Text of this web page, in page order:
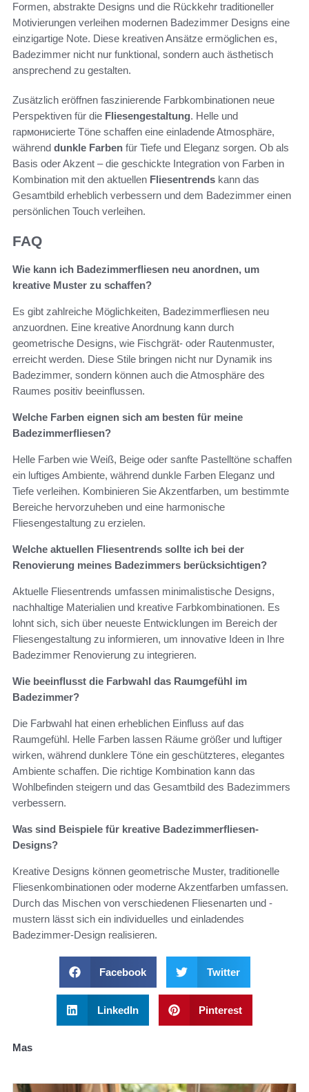
Formen, abstrakte Designs und die Rückkehr traditioneller
Motivierungen verleihen modernen Badezimmer Designs eine
einzigartige Note. Diese kreativen Ansätze ermöglichen es,
Badezimmer nicht nur funktional, sondern auch ästhetisch
ansprechend zu gestalten.
Zusätzlich eröffnen faszinierende Farbkombinationen neue
Perspektiven für die Fliesengestaltung. Helle und
гармонисierte Töne schaffen eine einladende Atmosphäre,
während dunkle Farben für Tiefe und Eleganz sorgen. Ob als
Basis oder Akzent – die geschickte Integration von Farben in
Kombination mit den aktuellen Fliesentrends kann das
Gesamtbild erheblich verbessern und dem Badezimmer einen
persönlichen Touch verleihen.
FAQ
Wie kann ich Badezimmerfliesen neu anordnen, um
kreative Muster zu schaffen?
Es gibt zahlreiche Möglichkeiten, Badezimmerfliesen neu
anzuordnen. Eine kreative Anordnung kann durch
geometrische Designs, wie Fischgrät- oder Rautenmuster,
erreicht werden. Diese Stile bringen nicht nur Dynamik ins
Badezimmer, sondern können auch die Atmosphäre des
Raumes positiv beeinflussen.
Welche Farben eignen sich am besten für meine
Badezimmerfliesen?
Helle Farben wie Weiß, Beige oder sanfte Pastelltöne schaffen
ein luftiges Ambiente, während dunkle Farben Eleganz und
Tiefe verleihen. Kombinieren Sie Akzentfarben, um bestimmte
Bereiche hervorzuheben und eine harmonische
Fliesengestaltung zu erzielen.
Welche aktuellen Fliesentrends sollte ich bei der
Renovierung meines Badezimmers berücksichtigen?
Aktuelle Fliesentrends umfassen minimalistische Designs,
nachhaltige Materialien und kreative Farbkombinationen. Es
lohnt sich, sich über neueste Entwicklungen im Bereich der
Fliesengestaltung zu informieren, um innovative Ideen in Ihre
Badezimmer Renovierung zu integrieren.
Wie beeinflusst die Farbwahl das Raumgefühl im
Badezimmer?
Die Farbwahl hat einen erheblichen Einfluss auf das
Raumgefühl. Helle Farben lassen Räume größer und luftiger
wirken, während dunklere Töne ein geschützteres, elegantes
Ambiente schaffen. Die richtige Kombination kann das
Wohlbefinden steigern und das Gesamtbild des Badezimmers
verbessern.
Was sind Beispiele für kreative Badezimmerfliesen-
Designs?
Kreative Designs können geometrische Muster, traditionelle
Fliesenkombinationen oder moderne Akzentfarben umfassen.
Durch das Mischen von verschiedenen Fliesenarten und -
mustern lässt sich ein individuelles und einladendes
Badezimmer-Design realisieren.
Facebook Twitter
LinkedIn Pinterest
Mas